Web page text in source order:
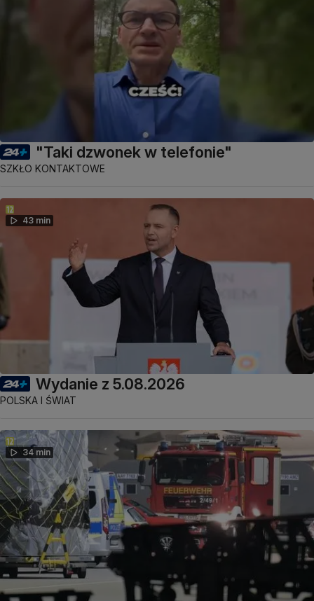
"Taki dzwonek w telefonie"
SZKŁO KONTAKTOWE
43 min
Wydanie z 5.08.2026
POLSKA I ŚWIAT
34 min